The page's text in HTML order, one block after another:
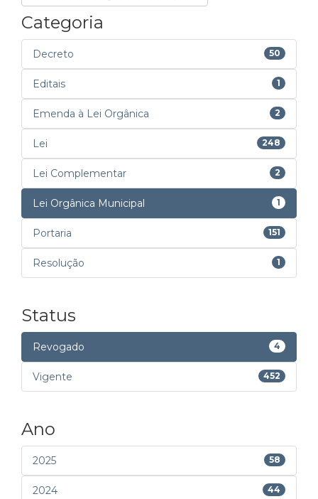
Categoria
Decreto 50
Editais 1
Emenda à Lei Orgânica 2
Lei 248
Lei Complementar 2
Lei Orgânica Municipal 1
Portaria 151
Resolução 1
Status
Revogado 4
Vigente 452
Ano
2025 58
2024 44